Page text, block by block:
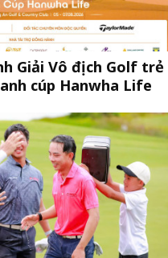
Giải Vô địch Golf trẻ
cúp Hanwha Life